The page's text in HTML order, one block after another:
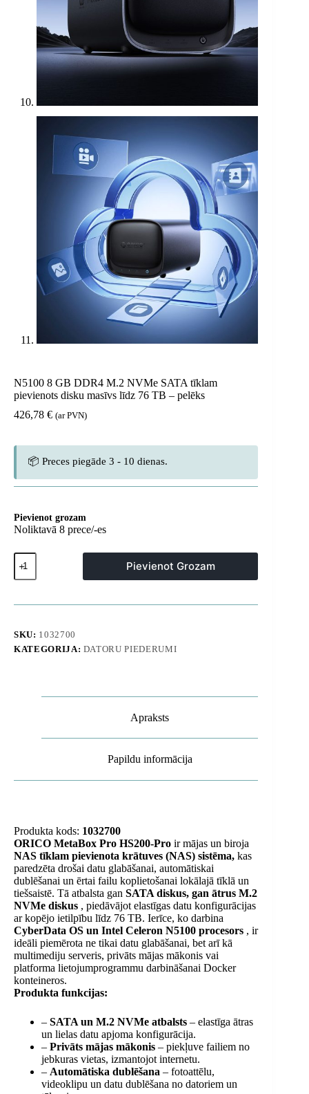
N5100 8 GB DDR4 M.2 NVMe SATA tīklam
pievienots disku masīvs līdz 76 TB – pelēks
426,78 € (ar PVN)
📦 Preces piegāde 3 - 10 dienas.
Pievienot grozam
Noliktavā 8 prece/-es
N5100
GB
M.2
tīklam
pievienots
Pievienot Grozam
SKU: 1032700
KATEGORIJA: DATORU PIEDERUMI
Apraksts
Papildu informācija
Produkta kods: 1032700
ORICO MetaBox Pro HS200-Pro ir mājas un biroja
NAS tīklam pievienota krātuves (NAS) sistēma, kas
paredzēta drošai datu glabāšanai, automātiskai
dublēšanai un ērtai failu koplietošanai lokālajā tīklā un
tiešsaistē. Tā atbalsta gan SATA diskus, gan ātrus M.2
NVMe diskus , piedāvājot elastīgas datu konfigurācijas
ar kopējo ietilpību līdz 76 TB. Ierīce, ko darbina
CyberData OS un Intel Celeron N5100 procesors , ir
ideāli piemērota ne tikai datu glabāšanai, bet arī kā
multimediju serveris, privāts mājas mākonis vai
platforma lietojumprogrammu darbināšanai Docker
konteineros.
Produkta funkcijas:
– SATA un M.2 NVMe atbalsts – elastīga ātras
un lielas datu apjoma konfigurācija.
– Privāts mājas mākonis – piekļuve failiem no
jebkuras vietas, izmantojot internetu.
– Automātiska dublēšana – fotoattēlu,
videoklipu un datu dublēšana no datoriem un